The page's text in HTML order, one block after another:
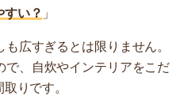
すい？ 」
広すぎるとは限りません。
で、自炊やインテリアをこだ
りです。